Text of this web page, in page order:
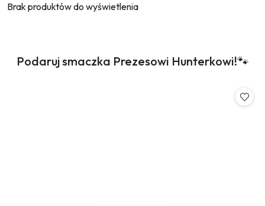
Brak produktów do wyświetlenia
Pomiń karuzelę produktów
Produkty
Podaruj smaczka Prezesowi Hunterkowi!🐾